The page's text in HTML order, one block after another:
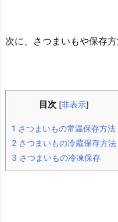
次に、さつまいもや保存方
目次 [非表示]
1 さつまいもの常温保存方法
2 さつまいもの冷蔵保存方法
3 さつまいもの冷凍保存